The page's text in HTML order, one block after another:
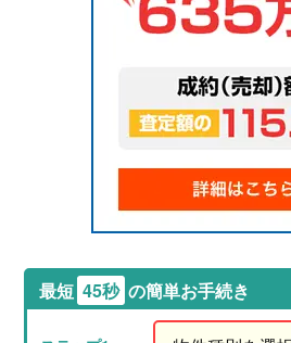
最短 45秒 の簡単お手続き